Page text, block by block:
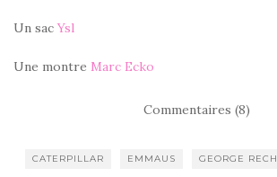
Un sacYsl
Une montre Marc Ecko
Commentaires (8)
CATERPILLAR EMMAUS GEORGE RECH